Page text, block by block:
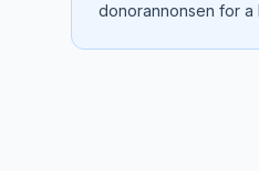
donorannonsen for a